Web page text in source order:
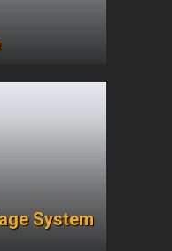
System